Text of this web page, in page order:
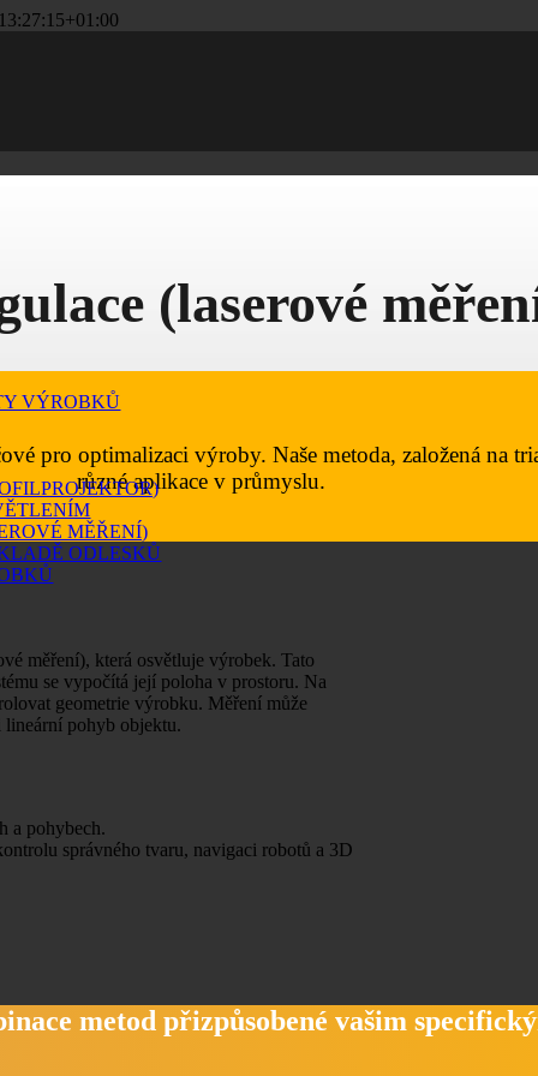
VÝROBKŮ
MĚŘENÍ)
ODLESKŮ
(laserové
pro optimalizaci výroby. Naše metoda, založená na
různé aplikace v průmyslu.
měření), která osvětluje výrobek. Tato
se vypočítá její poloha v prostoru. Na
geometrie výrobku. Měření může
lineární pohyb objektu.
a pohybech.
správného tvaru, navigaci robotů a 3D
metod přizpůsobené vašim